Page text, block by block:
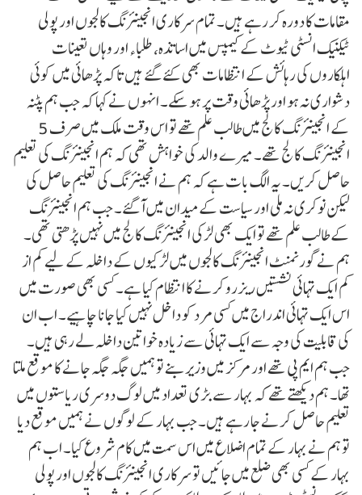
مقامات کا دورہ کر رہے ہیں۔ تمام سرکاری انجینئرنگ کالجوں اور پولی
ٹیکنیک انسٹی ٹیوٹ کے کیمپس میں اساتذہ، طلباء اور وہاں تعینات
اہلکاروں کی رہائش کے انتظامات بھی کئے گئے ہیں تاکہ پڑھائی میں کوئی
دشواری نہ ہو اور پڑھائی وقت پر ہو سکے۔ انہوں نے کہا کہ جب ہم پٹنہ
کے انجینئرنگ کالج میں طالب علم تھے تو اس وقت ملک میں صرف 5
انجینئرنگ کالج تھے۔ میرے والد کی خواہش تھی کہ ہم انجینئرنگ کی تعلیم
حاصل کریں۔ یہ الگ بات ہے کہ ہم نے انجینئرنگ کی تعلیم حاصل کی
لیکن نوکری نہ ملی اور سیاست کے میدان میں آگئے۔ جب ہم انجینئرنگ
کے طالب علم تھے تو ایک بھی لڑکی انجینئرنگ کالج میں نہیں پڑھتی تھی۔
ہم نے گورنمنٹ انجینئرنگ کالجوں میں لڑکیوں کے داخلہ کے لیے کم از
کم ایک تہائی نشستیں ریزرو کرنے کا انتظام کیا ہے۔ کسی بھی صورت میں
اس ایک تہائی اندراج میں کسی مرد کو داخل نہیں کیا جانا چاہیے۔ اب ان
کی قابلیت کی وجہ سے ایک تہائی سے زیادہ خواتین داخلہ لے رہی ہیں۔
جب ہم ایم پی تھے اور مرکز میں وزیر بنے تو ہمیں جگہ جگہ جانے کا موقع ملتا
تھا۔ ہم دیکھتے تھے کہ بہار سے بڑی تعداد میں لوگ دوسری ریاستوں میں
تعلیم حاصل کرنے جا رہے ہیں۔ جب بہار کے لوگوں نے ہمیں موقع دیا
تو ہم نے بہار کے تمام اضلاع میں اس سمت میں کام شروع کیا۔ اب ہم
بہار کے کسی بھی ضلع میں جائیں تو سرکاری انجینئرنگ کالجوں اور پولی